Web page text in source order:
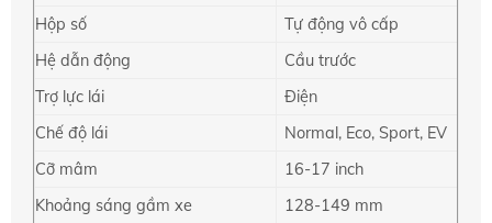
Hộp số
Tự động vô cấp
Hệ dẫn động
Cầu trước
Trợ lực lái
Điện
Chế độ lái
Normal, Eco, Sport, EV
Cỡ mâm
16-17 inch
Khoảng sáng gầm xe
128-149 mm